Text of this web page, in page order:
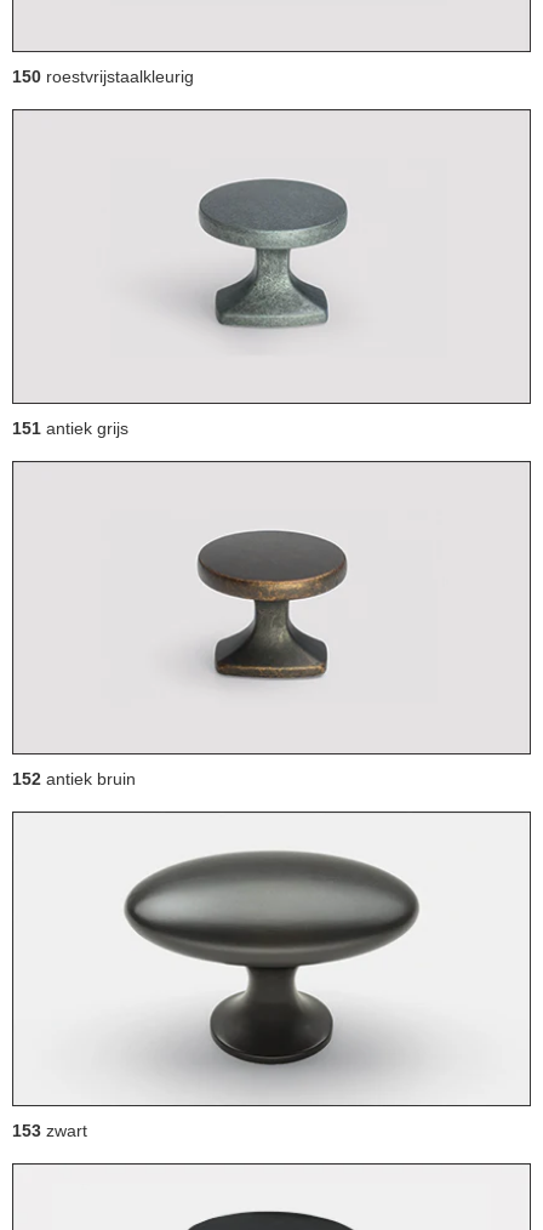
150 roestvrijstaalkleurig
151 antiek grijs
152 antiek bruin
153 zwart